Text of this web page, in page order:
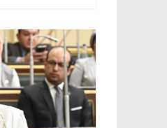
ناس وناس
فاروق.. خبير اقتصادي
بذكرى ميلاده وحيداً على